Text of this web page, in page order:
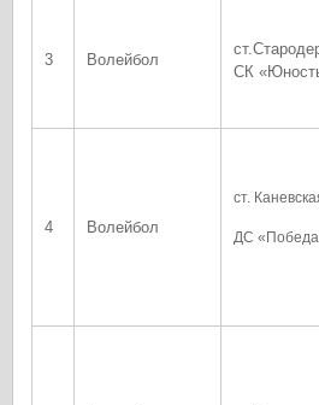
3 Волейбол
СК
4 Волейбол
ст.
ДС